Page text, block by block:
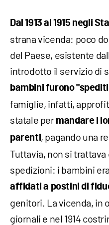
Dal 1913 al 1915 negli
strana vicenda: poco
del Paese, esistente
introdotto il servizio di
bambini furono
famiglie, infatti,
statale per mandare i
parenti, pagando una
Tuttavia, non si trattava
spedizioni: i bambini
affidati a postini di
genitori. La vicenda, in
giornali e nel 1914